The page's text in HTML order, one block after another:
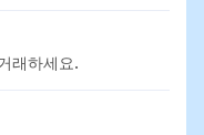
래하세요.